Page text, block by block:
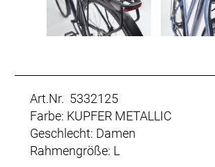
Art.Nr. 5332125
Farbe: KUPFER METALLIC
Geschlecht: Damen
Rahmengröße: L